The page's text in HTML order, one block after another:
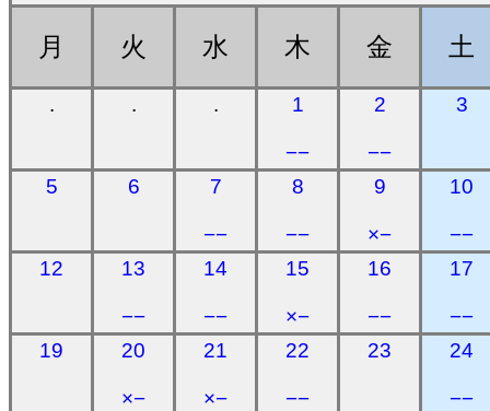
月 火 水 木 金 土
. . . 1
−−
2
−−
3
5 6 7
−−
8
−−
9
×−
10
−−
12
13
−−
14
−−
15
×−
16
−−
17
−−
19
20
×−
21
×−
22
−−
23 24
−−